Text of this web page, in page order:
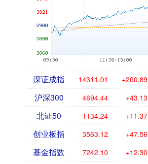
深证成指 14311.01 +200.89
沪深300 4694.44 +43.13
北证50 1134.24 +11.37
创业板指 3563.12 +47.56
基金指数 7242.10 +12.30